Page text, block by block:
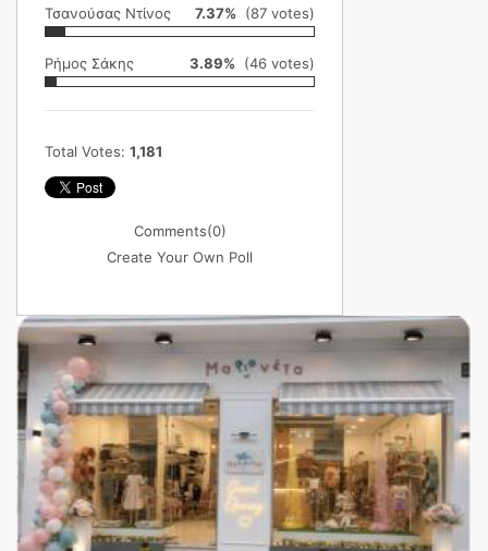
Τσανούσας Ντίνος 7.37% (87 votes)
Ρήμος Σάκης 3.89% (46 votes)
Total Votes: 1,181
Comments(0)
Create Your Own Poll